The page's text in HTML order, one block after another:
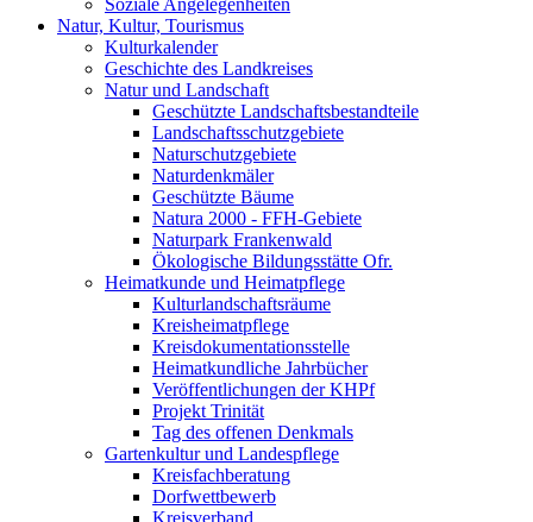
Soziale Angelegenheiten
Natur, Kultur, Tourismus
Kulturkalender
Geschichte des Landkreises
Natur und Landschaft
Geschützte Landschaftsbestandteile
Landschaftsschutzgebiete
Naturschutzgebiete
Naturdenkmäler
Geschützte Bäume
Natura 2000 - FFH-Gebiete
Naturpark Frankenwald
Ökologische Bildungsstätte Ofr.
Heimatkunde und Heimatpflege
Kulturlandschaftsräume
Kreisheimatpflege
Kreisdokumentationsstelle
Heimatkundliche Jahrbücher
Veröffentlichungen der KHPf
Projekt Trinität
Tag des offenen Denkmals
Gartenkultur und Landespflege
Kreisfachberatung
Dorfwettbewerb
Kreisverband